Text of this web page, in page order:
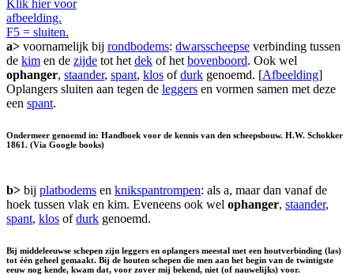
Klik hier voor
afbeelding.
F5 = sluiten.
a> voornamelijk bij rondbodems: dwarsscheepse verbinding tussen
de kim en de zijde tot het dek of het bovenboord. Ook wel
ophanger, staander, spant, klos ofdurk genoemd. [Afbeelding]
Oplangers sluiten aan tegen de leggers en vormen samen met deze
een spant.
Ondermeer genoemd in: Handboek voor de kennis van den scheepsbouw. H.W. Schokker
1861. (Via Google books)
b> bij platbodems en knikspantrompen: als a, maar dan vanaf de
hoek tussen vlak en kim. Eveneens ook wel ophanger, staander,
spant, klos ofdurk genoemd.
Bij middeleeuwse schepen zijn leggers en oplangers meestal met een houtverbinding (las)
tot één geheel gemaakt. Bij de houten schepen die men aan het begin van de twintigste
eeuw nog kende, kwam dat, voor zover mij bekend, niet (of nauwelijks) voor.